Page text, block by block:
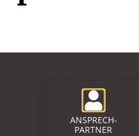
ANSPRECH-
PARTNER